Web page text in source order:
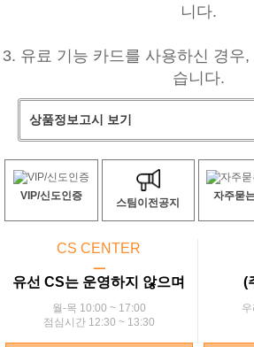
니다.
3. 유료 기능 카드를 사용하신 경우
습니다.
상품정보고시 보기
VIP/신도인증
스팀이전공지
자주묻
CS CENTER
ㅡ
유선 CS는 운영하지 않으며
월-목 10:00 ~ 17:00
점심시간 12:30 ~ 13:30
(